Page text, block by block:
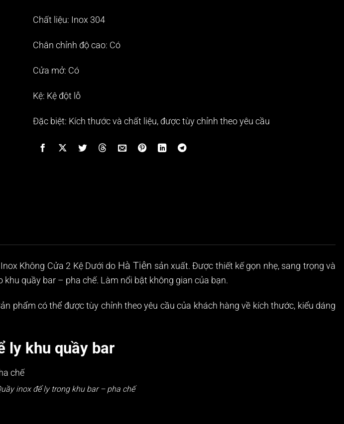
Chất liệu: Inox 304
Chân chỉnh độ cao: Có
Cửa mở: Có
Kệ: Kệ đột lỗ
Đặc biệt: Kích thước và chất liệu, được tùy chỉnh theo yêu cầu
Không Cửa 2 Kệ Dưới do Hà Tiên sản xuất. Được thiết kế gọn nhẹ, sang trọng và
quầy bar – pha chế. Làm nổi bật không gian của bạn.
phẩm có thể được tùy chỉnh theo yêu cầu của khách hàng về kích thước, kiểu dáng
ly khu quầy bar
inox để ly trong khu bar – pha chế